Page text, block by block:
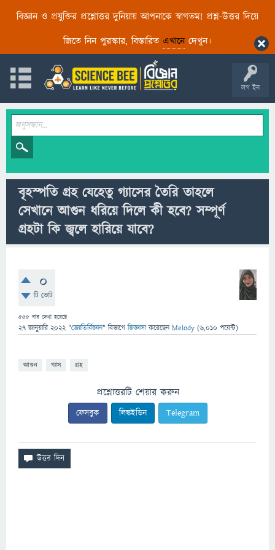
বিজ্ঞান ও প্রযুক্তির প্রশ্নোত্তর দুনিয়ায় আপনাকে স্বাগতম! প্রশ্ন-উত্তর দিয়ে
জিতে নিন পুরস্কার, বিস্তারিত এখানেদেখুন।
লগ ইন
বৃহস্পতি গ্রহ যেহেতু গ্যাসের তৈরি তাহলে
সেখানে আগুন ধরিয়ে দিলে কী হবে? সম্পূর্ণ
গ্রহটা কি জ্বলে হারিয়ে যাবে?
0
টি ভোট
555 বার দেখা হয়েছে
27 জানুয়ারি 2022 "জ্যোতির্বিজ্ঞান" বিভাগে জিজ্ঞাসাকরেছেনMelody (6,010 পয়েন্ট)
আগুন গ্যাস গ্রহ
প্রশ্নোত্তরটি শেয়ার করুন
ফেসবুক লিঙ্কইডিন Telegram